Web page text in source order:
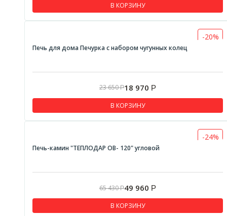
В КОРЗИНУ
-20%
Печь для дома Печурка с набором чугунных колец
23 650Р18 970 Р
В КОРЗИНУ
-24%
Печь-камин "ТЕПЛОДАР ОВ- 120" угловой
65 430Р49 960 Р
В КОРЗИНУ